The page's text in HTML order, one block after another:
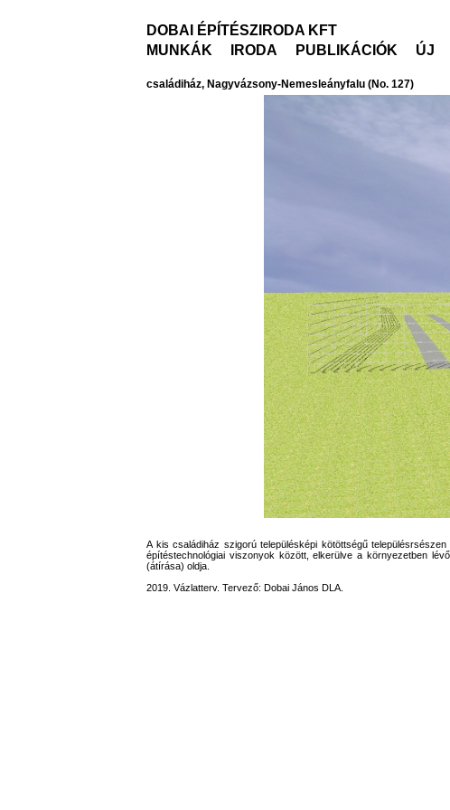
DOBAI ÉPÍTÉSZIRODA KFT
MUNKÁK
IRODA PUBLIKÁCIÓK ÚJ
családiház, Nagyvázsony-Nemesleányfalu (No. 127)
A kis családiház szigorú településképi kötöttségű
építéstechnológiai viszonyok között, elkerülve a környezetben
(átírása) oldja.
2019. Vázlatterv. Tervező: Dobai János DLA.